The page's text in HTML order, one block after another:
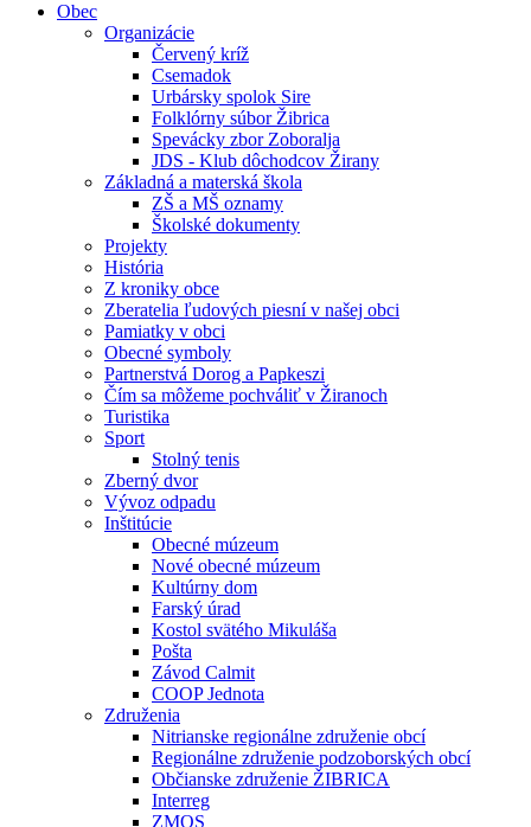
Obec
Organizácie
Červený kríž
Csemadok
Urbársky spolok Sire
Folklórny súbor Žibrica
Spevácky zbor Zoboralja
JDS - Klub dôchodcov Žirany
Základná a materská škola
ZŠ a MŠ oznamy
Školské dokumenty
Projekty
História
Z kroniky obce
Zberatelia ľudových piesní v našej obci
Pamiatky v obci
Obecné symboly
Partnerstvá Dorog a Papkeszi
Čím sa môžeme pochváliť v Žiranoch
Turistika
Sport
Stolný tenis
Zberný dvor
Vývoz odpadu
Inštitúcie
Obecné múzeum
Nové obecné múzeum
Kultúrny dom
Farský úrad
Kostol svätého Mikuláša
Pošta
Závod Calmit
COOP Jednota
Združenia
Nitrianske regionálne združenie obcí
Regionálne združenie podzoborských obcí
Občianske združenie ŽIBRICA
Interreg
ZMOS